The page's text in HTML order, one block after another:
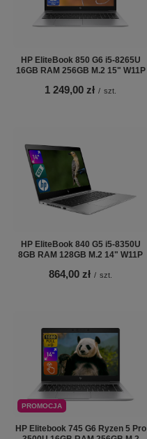
HP EliteBook 850 G6 i5-8265U
16GB RAM 256GB M.2 15" W11P
1 249,00 zł / szt.
HP EliteBook 840 G5 i5-8350U
8GB RAM 128GB M.2 14" W11P
864,00 zł / szt.
PROMOCJA
HP Elitebook 745 G6 Ryzen 5 Pro